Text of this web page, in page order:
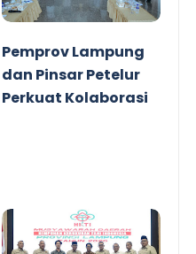
Pemprov Lampung
dan Pinsar Petelur
Perkuat Kolaborasi